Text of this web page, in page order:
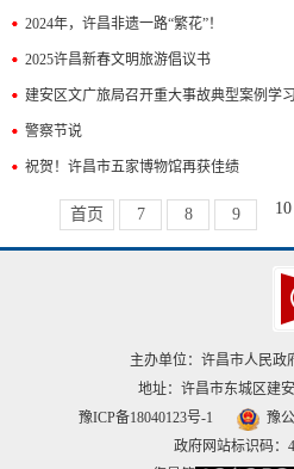
2024年，许昌非遗一路“繁花”！
2025许昌新春文明旅游倡议书
警察节说
祝贺！许昌市五家博物馆再获佳绩
首页 7 8 9 10
主办单位：许昌市人民政
地址：许昌市东城区建
豫ICP备18040123号-1
豫
政府网站标识码：